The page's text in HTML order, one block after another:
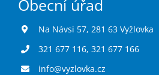
Obecní úřad
Na Návsi 57, 281 63 Vyžlovka
321 677 116, 321 677 166
info@vyzlovka.cz